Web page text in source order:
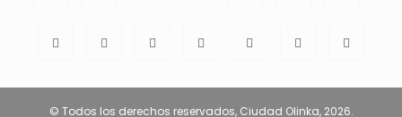
© Todos los derechos reservados, Ciudad Olinka, 2026.